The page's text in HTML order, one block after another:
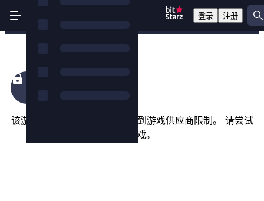
登录 注册
该游戏在您所在的国家/地区受到游戏供应商限制。 请尝试
以下游戏。